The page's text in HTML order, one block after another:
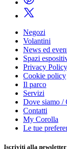
Negozi
Volantini
News ed
Spazi
Privacy Policy
Cookie policy
Il parco
Servizi
Dove siamo /
Contatti
My Corolla
Le tue
Iscriviti alla newsletter